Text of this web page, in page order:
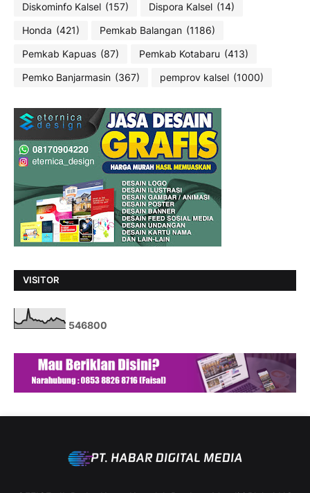
Diskominfo Kalsel (157) Dispora Kalsel (14)
Honda (421) Pemkab Balangan (1186)
Pemkab Kapuas (87) Pemkab Kotabaru (413)
Pemko Banjarmasin (367) pemprov kalsel (1000)
VISITOR
546800